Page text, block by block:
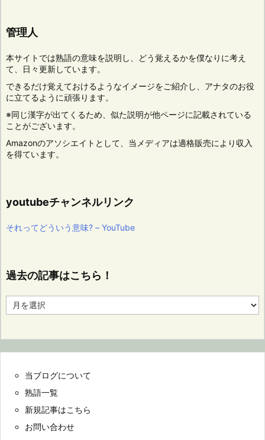
管理人
本サイトでは熟語の意味を説明し、どう覚えるかを僕なりに考え
て、日々更新しています。
できるだけ覚えておけるようなイメージをご紹介し、アナタのお役
に立てるように頑張ります。
※同じ漢字が出てくるため、似た説明が他ページに記載されている
ことがございます。
Amazonのアソシエイトとして、当メディアは適格販売により収入
を得ています。
youtubeチャンネルリンク
それってどういう意味? – YouTube
過去の記事はこちら！
去
ら！
当ブログについて
熟語一覧
新規記事はこちら
お問い合わせ